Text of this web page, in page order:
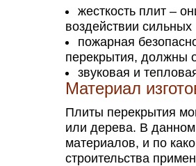
жесткость плит –
воздействии сильных
пожарная
перекрытия, должны
звуковая и
Материал
Плиты перекрытия
или дерева. В данном
материалов, и по
строительства